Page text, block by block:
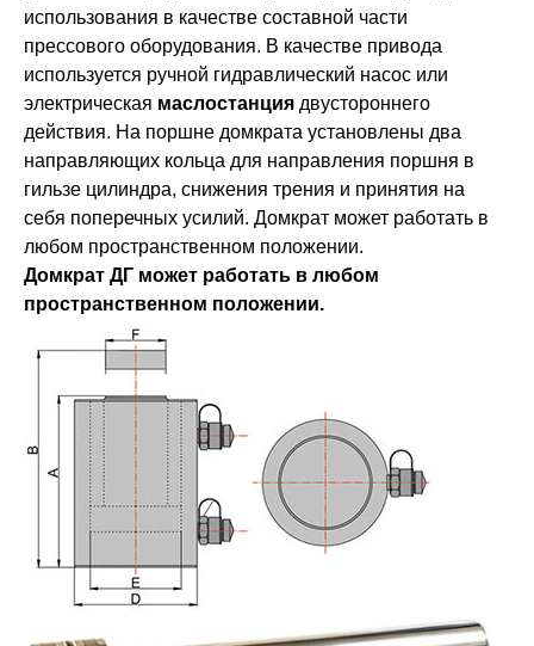
использования в качестве составной части
прессового оборудования. В качестве привода
используется ручной гидравлический насос или
электрическая маслостанция двустороннего
действия. На поршне домкрата установлены два
направляющих кольца для направления поршня в
гильзе цилиндра, снижения трения и принятия на
себя поперечных усилий. Домкрат может работать в
любом пространственном положении.
Домкрат ДГ может работать в любом
пространственном положении.